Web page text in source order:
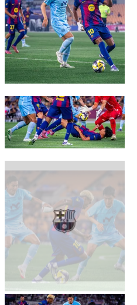
FC Barcelona club badge
FC Barcelona club badge